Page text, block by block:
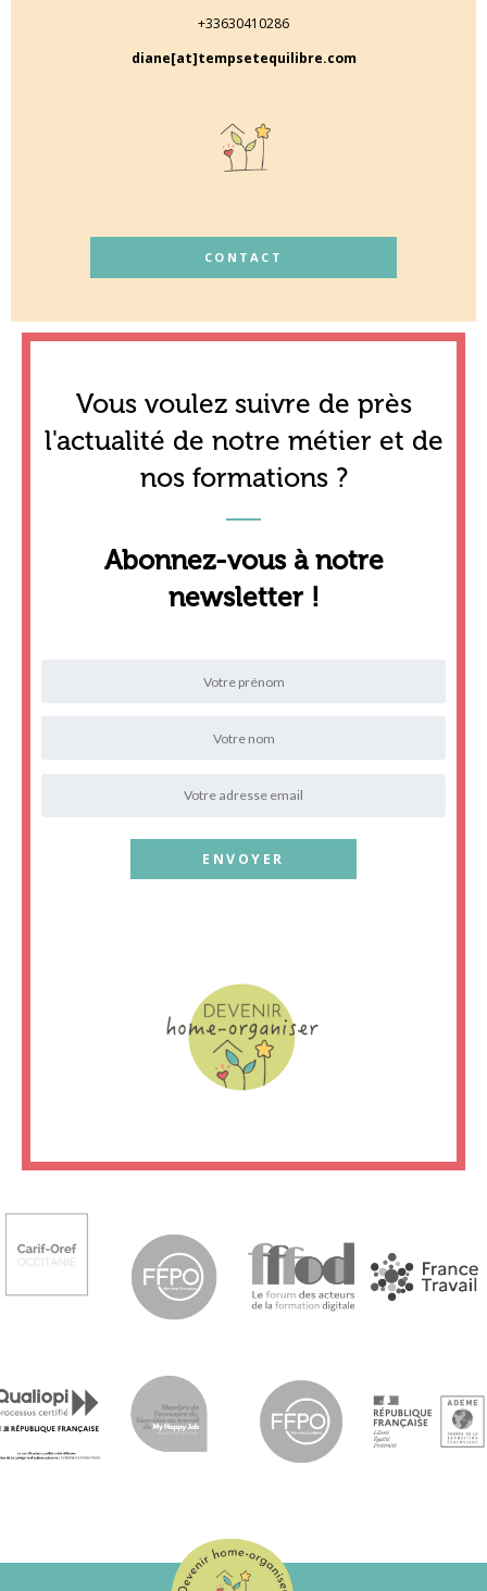
+33630410286
diane[at]tempsetequilibre.com
CONTACT
Vous voulez suivre de près
l'actualité de notre métier et de
nos formations ?
Abonnez-vous à notre
newsletter !